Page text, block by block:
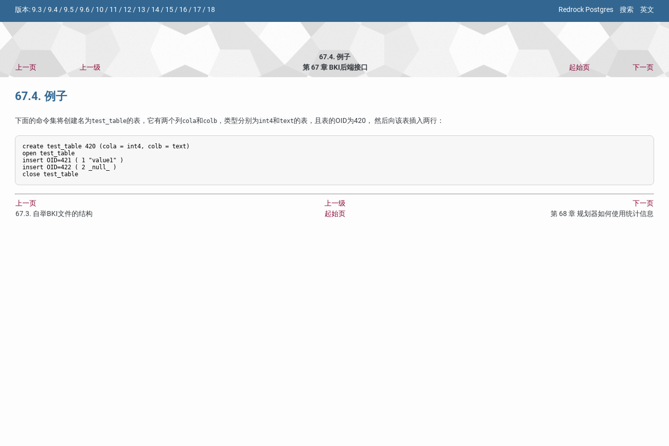
Redrock Postgres 搜索 英文
版本:9.3 /9.4/9.5/9.6/ 10 / 11 / 12/ 13 / 14/ 15/ 16/ 17/ 18
67.4. 例子
上一页
上一级 第 67 章 BKI后端接口 起始页 下一页
67.4. 例子
下面的命令集将创建名为test_table的表，它有两个列 cola和colb ，类型分别为int4和text的表，且表的OID为420， 然后向该表插入两行：
create test_table 420 (cola = int4, colb = text)
open test_table
insert OID=421 ( 1 "value1" )
insert OID=422 ( 2 _null_ )
close test_table
上一页 上一级
下一页
67.3. 自举BKI文件的结构 起始页 第 68 章 规划器如何使用统计信息